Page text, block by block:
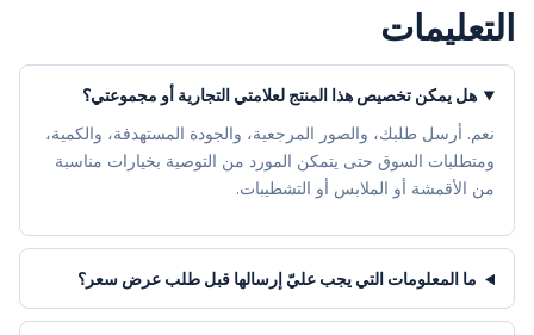
التعليمات
هل يمكن تخصيص هذا المنتج لعلامتي التجارية أو مجموعتي؟
نعم. أرسل طلبك، والصور المرجعية، والجودة المستهدفة، والكمية،
ومتطلبات السوق حتى يتمكن المورد من التوصية بخيارات مناسبة
من الأقمشة أو الملابس أو التشطيبات.
ما المعلومات التي يجب عليّ إرسالها قبل طلب عرض سعر؟